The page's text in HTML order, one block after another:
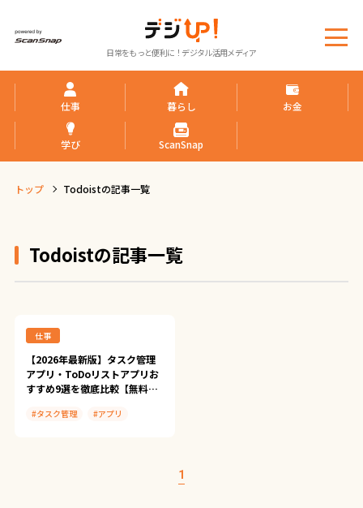
日常をもっと便利に！デジタル活用メディア
メ
ニ
仕事 暮らし お金
学び ScanSnap
トップ Todoistの記事一覧
Todoistの記事一覧
仕事
【2026年最新版】タスク管理
アプリ・ToDoリストアプリお
すすめ9選を徹底比較【無料・
#タスク管理
#アプリ
1